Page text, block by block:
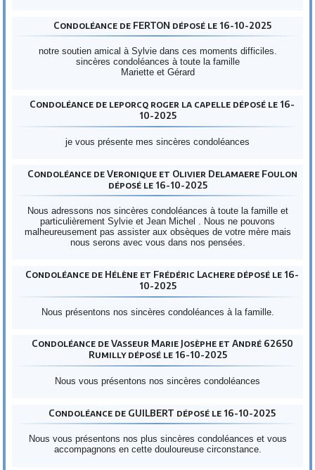
Condoléance de FERTON déposé le 16-10-2025
notre soutien amical à Sylvie dans ces moments difficiles.
sincères condoléances à toute la famille
Mariette et Gérard
Condoléance de leporcq roger la capelle déposé le 16-
10-2025
je vous présente mes sincères condoléances
Condoléance de Veronique et Olivier Delamaere Foulon
déposé le 16-10-2025
Nous adressons nos sincères condoléances à toute la famille et
particulièrement Sylvie et Jean Michel . Nous ne pouvons
malheureusement pas assister aux obsèques de votre mère mais
nous serons avec vous dans nos pensées.
Condoléance de Hélène et Frédéric Lachere déposé le 16-
10-2025
Nous présentons nos sincères condoléances à la famille.
Condoléance de Vasseur Marie Josèphe et André 62650
Rumilly déposé le 16-10-2025
Nous vous présentons nos sincères condoléances
Condoléance de GUILBERT déposé le 16-10-2025
Nous vous présentons nos plus sincères condoléances et vous
accompagnons en cette douloureuse circonstance.